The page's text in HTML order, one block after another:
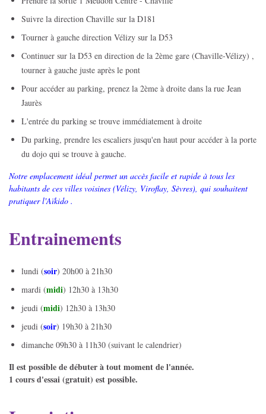
Suivre la direction Chaville sur la D181
Tourner à gauche direction Vélizy sur la D53
Continuer sur la D53 en direction de la 2ème gare (Chaville-Vélizy) ,
tourner à gauche juste après le pont
Pour accéder au parking, prenez la 2ème à droite dans la rue Jean
Jaurès
L'entrée du parking se trouve immédiatement à droite
Du parking, prendre les escaliers jusqu'en haut pour accéder à la porte
du dojo qui se trouve à gauche.
Notre emplacement idéal permet un accès facile et rapide à tous les
habitants de ces villes voisines (Vélizy, Viroflay, Sèvres), qui souhaitent
pratiquer l'Aïkido .
Entrainements
lundi (soir) 20h00 à 21h30
mardi (midi) 12h30 à 13h30
jeudi (midi) 12h30 à 13h30
jeudi (soir) 19h30 à 21h30
dimanche 09h30 à 11h30 (suivant le calendrier)
Il est possible de débuter à tout moment de l'année.
1 cours d'essai (gratuit) est possible.